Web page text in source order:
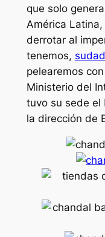
que solo
América
derrotar al
tenemos,
pelearemos
Ministerio del
tuvo su sede el
la dirección de